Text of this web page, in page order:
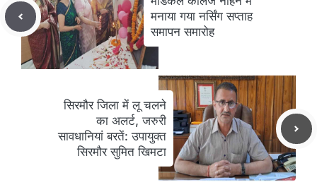
मनाया गया नर्सिंग सप्ताह
समापन समारोह
सिरमौर जिला में लू चलने
का अलर्ट, जरुरी
सावधानियां बरतें: उपायुक्त
सिरमौर सुमित खिमटा